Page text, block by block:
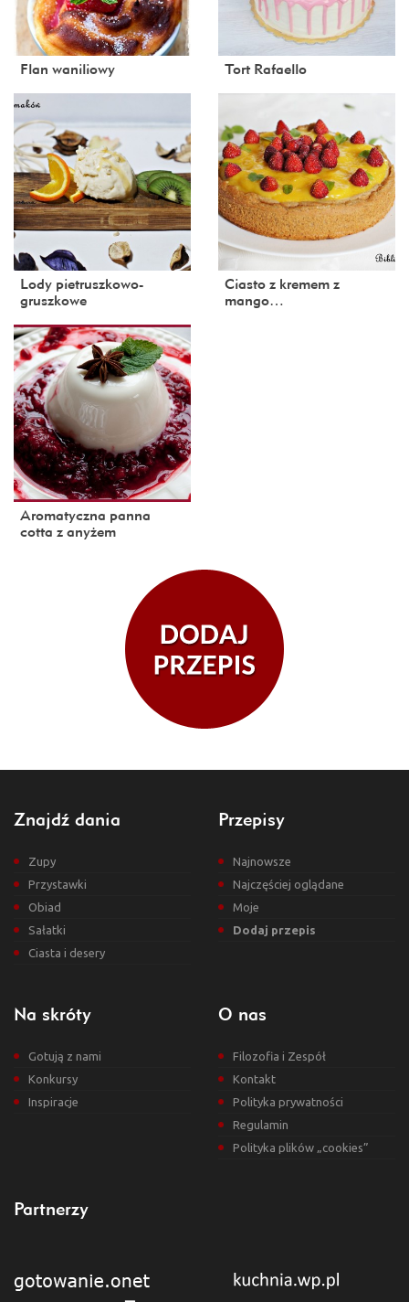
Flan waniliowy Tort Rafaello
Lody pietruszkowo-
gruszkowe
Ciasto z kremem z
mango…
Aromatyczna panna
cotta z anyżem
Znajdź dania
Zupy
Przystawki
Obiad
Sałatki
Ciasta i desery
Przepisy
Najnowsze
Najczęściej oglądane
Moje
Dodaj przepis
Na skróty
Gotują z nami
Konkursy
Inspiracje
O nas
Filozofia i Zespół
Kontakt
Polityka prywatności
Regulamin
Polityka plików „cookies”
Partnerzy